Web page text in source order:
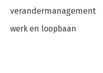
verandermanagement
werk en loopbaan